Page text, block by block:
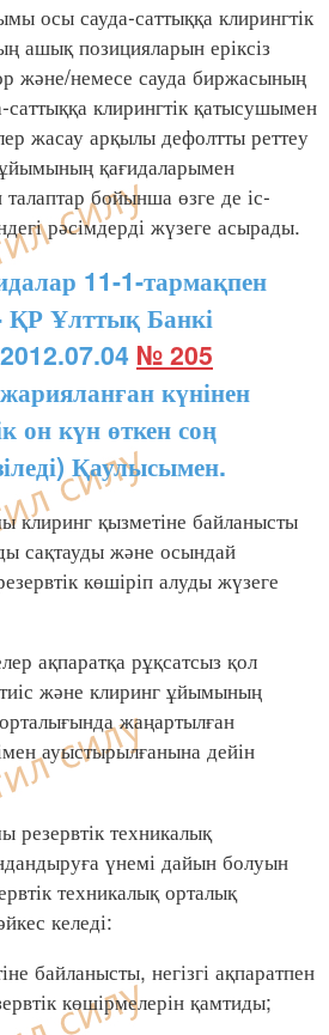
осы сауда-саттыққа клирингтік
ашық позицияларын еріксіз
және/немесе сауда биржасының
саттыққа клирингтік қатысушымен
жасау арқылы дефолтты реттеу
қағидаларымен
талаптар бойынша өзге де іс-
рәсімдерді жүзеге асырады.
11-1-тармақпен
Ұлттық Банкі
№ 205
күнінен
он күн өткен соң
Қаулысымен.
қызметіне байланысты
сақтауды және осындай
көшіріп алуды жүзеге
ақпаратқа рұқсатсыз қол
және клиринг ұйымының
жаңартылған
ауыстырылғанына дейін
техникалық
үнемі дайын болуын
техникалық орталық
келеді:
байланысты, негізгі ақпаратпен
көшірмелерін қамтиды;